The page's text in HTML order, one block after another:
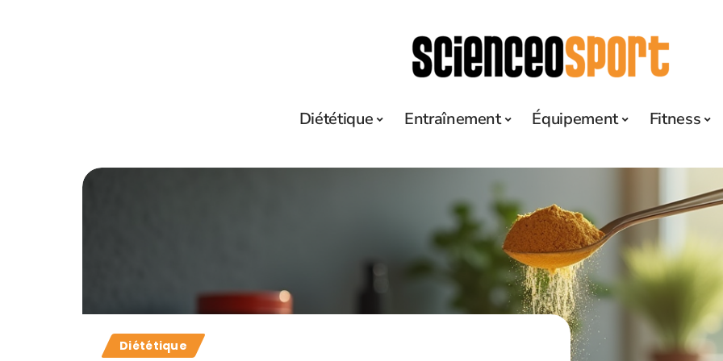
Diététique Entraînement Équipement Fitness
Diététique